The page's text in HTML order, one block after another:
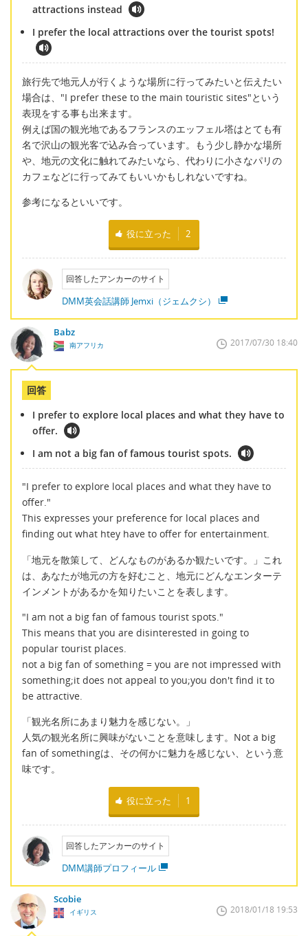
attractions instead
I prefer the local attractions over the tourist spots!
旅行先で地元人が行くような場所に行ってみたいと伝えたい
場合は、"I prefer these to the main touristic sites"という
表現をする事も出来ます。
例えば国の観光地であるフランスのエッフェル塔はとても有
名で沢山の観光客で込み合っています。もう少し静かな場所
や、地元の文化に触れてみたいなら、代わりに小さなパリの
カフェなどに行ってみてもいいかもしれないですね。
参考になるといいです。
役に立った 2
回答したアンカーのサイト
DMM英会話講師 Jemxi（ジェムクシ）
Babz
南アフリカ 2017/07/30 18:40
回答
I prefer to explore local places and what they have to
offer.
I am not a big fan of famous tourist spots.
"I prefer to explore local places and what they have to
offer."
This expresses your preference for local places and
finding out what htey have to offer for entertainment.
「地元を散策して、どんなものがあるか観たいです。」これ
は、あなたが地元の方を好むこと、地元にどんなエンターテ
インメントがあるかを知りたいことを表します。
"I am not a big fan of famous tourist spots."
This means that you are disinterested in going to
popular tourist places.
not a big fan of something = you are not impressed with
something;it does not appeal to you;you don't find it to
be attractive.
「観光名所にあまり魅力を感じない。」
人気の観光名所に興味がないことを意味します。Not a big
fan of somethingは、その何かに魅力を感じない、という意
味です。
役に立った 1
回答したアンカーのサイト
DMM講師プロフィール
Scobie
イギリス 2018/01/18 19:53